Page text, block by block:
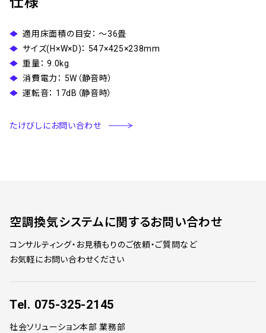
適用床面積の目安： ～36畳
サイズ(H×W×D)： 547×425×238mm
重量： 9.0kg
消費電力： 5W（静音時）
運転音： 17dB（静音時）
たけびしにお問い合わせ
空調換気システムに関するお問い合わせ
コンサルティング・お見積もりのご依頼・ご質問など
お気軽にお問い合わせください
Tel. 075-325-2145
社会ソリューション本部 業務部